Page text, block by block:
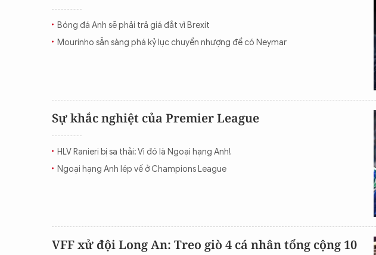
Bóng đá Anh sẽ phải trả giá đắt vì Brexit
Mourinho sẵn sàng phá kỷ lục chuyển nhượng để có Neymar
Sự khắc nghiệt của Premier League
HLV Ranieri bị sa thải: Vì đó là Ngoại hạng Anh!
Ngoại hạng Anh lép vế ở Champions League
VFF xử đội Long An: Treo giò 4 cá nhân tổng cộng 10